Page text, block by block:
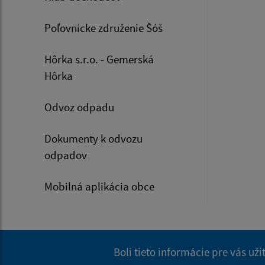
Poľovnícke združenie Šóš
Hôrka s.r.o. - Gemerská
Hôrka
Odvoz odpadu
Dokumenty k odvozu
odpadov
Mobilná aplikácia obce
Boli tieto informácie pre vás